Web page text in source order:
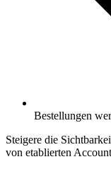
Bestellungen
Steigere die
von etablierten